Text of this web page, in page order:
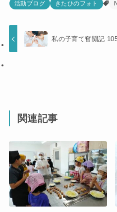
活動ブログ きたひのフォト
私の子育て奮闘記
関連記事